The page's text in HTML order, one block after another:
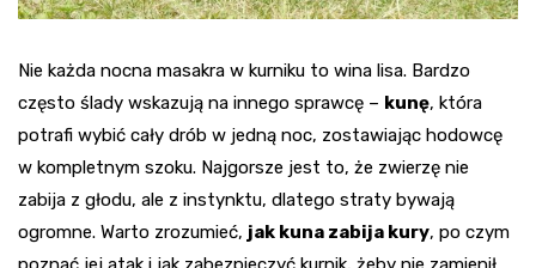
Nie każda nocna masakra w kurniku to wina lisa. Bardzo
często ślady wskazują na innego sprawcę – kunę, która
potrafi wybić cały drób w jedną noc, zostawiając hodowcę
w kompletnym szoku. Najgorsze jest to, że zwierzę nie
zabija z głodu, ale z instynktu, dlatego straty bywają
ogromne. Warto zrozumieć, jak kuna zabija kury, po czym